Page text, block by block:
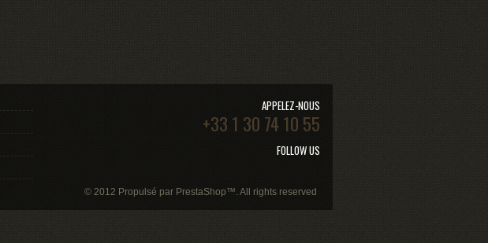
© 2012 Propulsé par PrestaShop™. All rights reserved
APPELEZ-NOUS
+33 1 30 74 10 55
FOLLOW US